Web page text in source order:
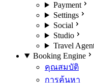
Payment
Settings
Social
Studio
Travel
Booking Engine
คุณสมบัติ
การค้นหา